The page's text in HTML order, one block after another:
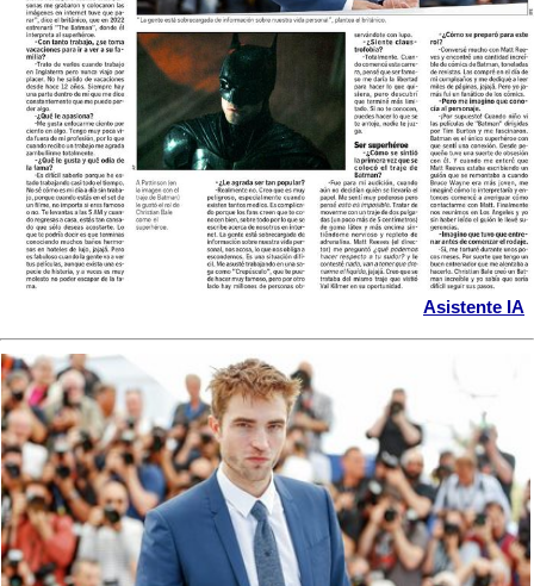
Asistente IA